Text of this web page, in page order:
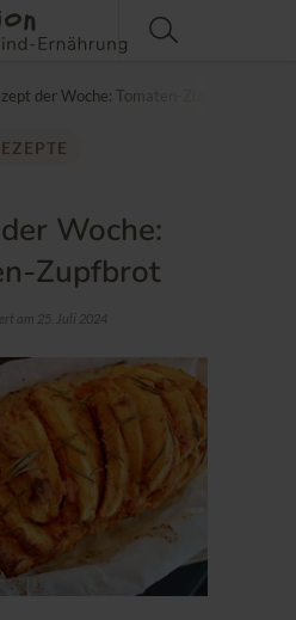
der Woche: Tomaten-Zupfbrot
Woche:
Zupfbrot
am 25. Juli 2024